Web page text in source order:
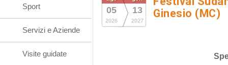
05
2026
13
2027
Ginesio (MC)
Sport
Servizi e Aziende
Visite guidate